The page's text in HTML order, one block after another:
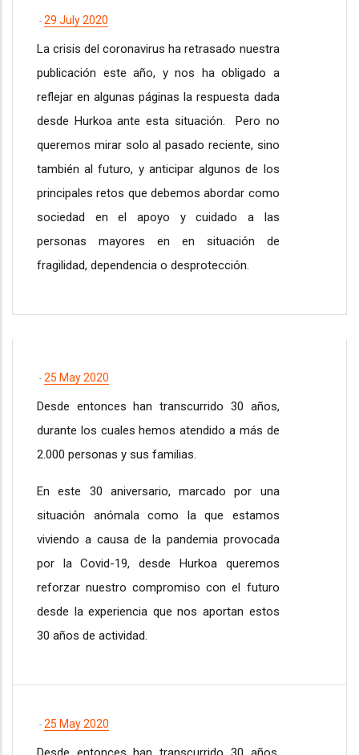
- 29 July 2020
La crisis del coronavirus ha retrasado nuestra
publicación este año, y nos ha obligado a
reflejar en algunas páginas la respuesta dada
desde Hurkoa ante esta situación. Pero no
queremos mirar solo al pasado reciente, sino
también al futuro, y anticipar algunos de los
principales retos que debemos abordar como
sociedad en el apoyo y cuidado a las
personas mayores en en situación de
fragilidad, dependencia o desprotección.
- 25 May 2020
Desde entonces han transcurrido 30 años,
durante los cuales hemos atendido a más de
2.000 personas y sus familias.
En este 30 aniversario, marcado por una
situación anómala como la que estamos
viviendo a causa de la pandemia provocada
por la Covid-19, desde Hurkoa queremos
reforzar nuestro compromiso con el futuro
desde la experiencia que nos aportan estos
30 años de actividad.
- 25 May 2020